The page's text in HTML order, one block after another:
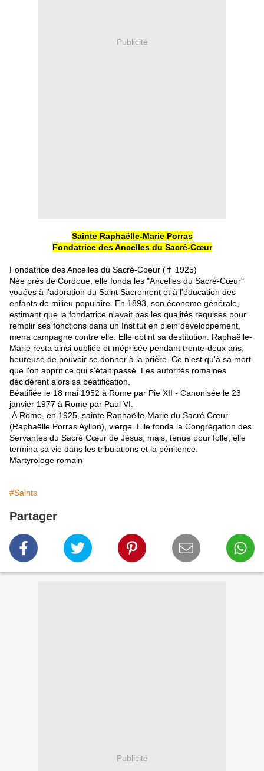
Publicité
Sainte Raphaëlle-Marie Porras
Fondatrice des Ancelles du Sacré-Cœur
Fondatrice des Ancelles du Sacré-Coeur (✝ 1925)
Née près de Cordoue, elle fonda les "Ancelles du Sacré-Cœur"
vouées à l'adoration du Saint Sacrement et à l'éducation des
enfants de milieu populaire. En 1893, son économe générale,
estimant que la fondatrice n'avait pas les qualités requises pour
remplir ses fonctions dans un Institut en plein développement,
mena campagne contre elle. Elle obtint sa destitution. Raphaëlle-
Marie resta ainsi oubliée et méprisée pendant trente-deux ans,
heureuse de pouvoir se donner à la prière. Ce n'est qu'à sa mort
que l'on apprit ce qui s'était passé. Les autorités romaines
décidèrent alors sa béatification.
Béatifiée le 18 mai 1952 à Rome par Pie XII - Canonisée le 23
janvier 1977 à Rome par Paul VI.
À Rome, en 1925, sainte Raphaëlle-Marie du Sacré Cœur
(Raphaëlle Porras Ayllon), vierge. Elle fonda la Congrégation des
Servantes du Sacré Cœur de Jésus, mais, tenue pour folle, elle
termina sa vie dans les tribulations et la pénitence.
Martyrologe romain
#Saints
Partager
Publicité